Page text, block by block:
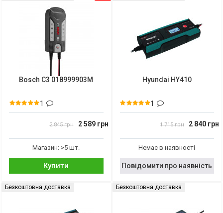
Bosch C3 018999903M
1
2 845 грн 2 589 грн
Магазин: >5 шт.
Купити
Hyundai HY410
1
1 715 грн 2 840 грн
Немає в наявності
Повідомити про наявність
Безкоштовна доставка Безкоштовна доставка